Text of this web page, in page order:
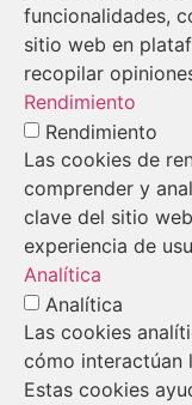
funcionalidades,
sitio web en
recopilar
Rendimiento
Rendimiento
Las cookies de
comprender y
clave del sitio
experiencia de
Analítica
Analítica
Las cookies
cómo interactúan
Estas cookies